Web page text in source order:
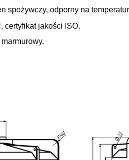
spożywczy, odporny na
certyfikat jakości ISO.